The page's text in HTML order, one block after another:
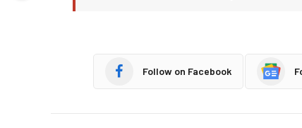
Follow on Facebook